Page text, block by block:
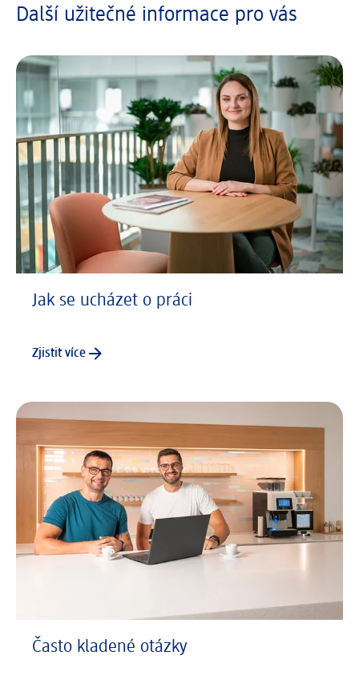
Další užitečné informace pro vás
Jak se ucházet o práci
Zjistit více
Často kladené otázky